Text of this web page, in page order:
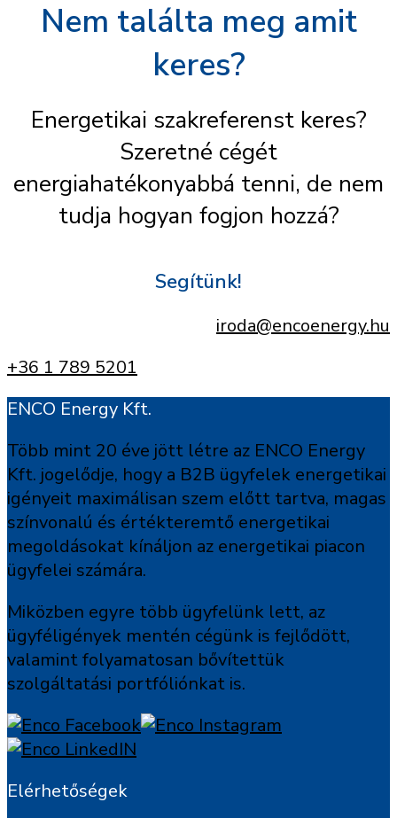
Nem találta meg amit
keres?
Energetikai szakreferenst keres?
Szeretné cégét
energiahatékonyabbá tenni, de nem
tudja hogyan fogjon hozzá?
Segítünk!
iroda@encoenergy.hu
+36 1 789 5201
ENCO Energy Kft.
Több mint 20 éve jött létre az ENCO Energy
Kft. jogelődje, hogy a B2B ügyfelek energetikai
igényeit maximálisan szem előtt tartva, magas
színvonalú és értékteremtő energetikai
megoldásokat kínáljon az energetikai piacon
ügyfelei számára.
Miközben egyre több ügyfelünk lett, az
ügyféligények mentén cégünk is fejlődött,
valamint folyamatosan bővítettük
szolgáltatási portfóliónkat is.
Elérhetőségek